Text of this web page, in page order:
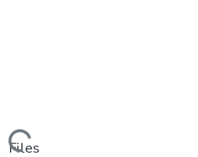
Files